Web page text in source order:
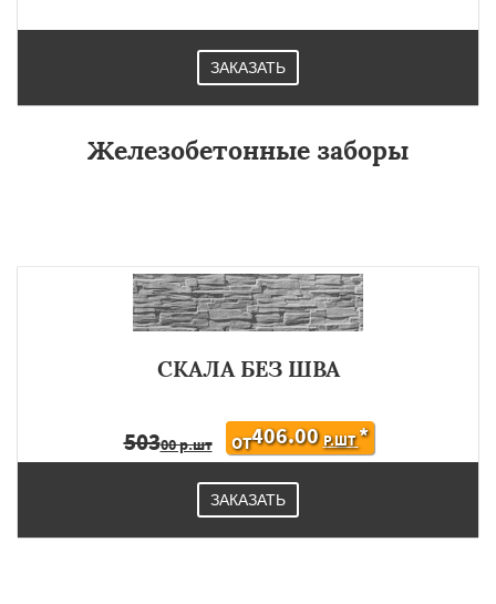
ЗАКАЗАТЬ
Железобетонные заборы
СКАЛА БЕЗ ШВА
50300 р.шт ОТ406.00 Р.ШТ*
ЗАКАЗАТЬ